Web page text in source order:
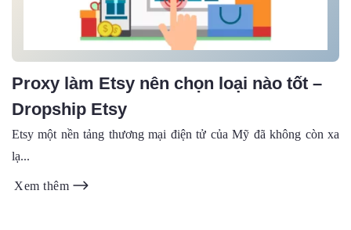
Proxy làm Etsy nên chọn loại nào tốt –
Dropship Etsy
Etsy một nền tảng thương mại điện tử của Mỹ đã không còn xa
lạ...
Xem thêm